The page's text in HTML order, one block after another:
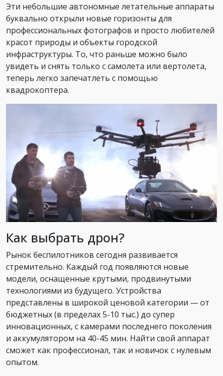
Эти небольшие автономные летательные аппараты
буквально открыли новые горизонты для
профессиональных фотографов и просто любителей
красот природы и объекты городской
инфраструктуры. То, что раньше можно было
увидеть и снять только с самолета или вертолета,
теперь легко запечатлеть с помощью
квадрокоптера.
Как выбрать дрон?
Рынок беспилотников сегодня развивается
стремительно. Каждый год появляются новые
модели, оснащенные крутыми, продвинутыми
технологиями из будущего. Устройства
представлены в широкой ценовой категории — от
бюджетных (в пределах 5-10 тыс.) до супер
инновационных, с камерами последнего поколения
и аккумулятором на 40-45 мин. Найти свой аппарат
сможет как профессионал, так и новичок с нулевым
опытом.